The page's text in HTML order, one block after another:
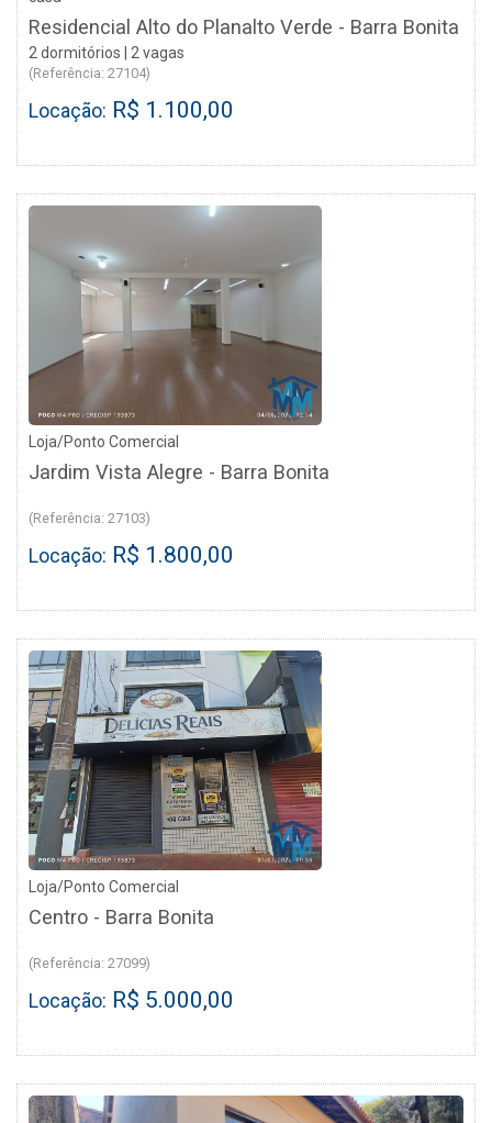
Residencial Alto do Planalto Verde - Barra Bonita
2 dormitórios | 2 vagas
(Referência: 27104)
Locação: R$ 1.100,00
Loja/Ponto Comercial
Jardim Vista Alegre - Barra Bonita
(Referência: 27103)
Locação: R$ 1.800,00
Loja/Ponto Comercial
Centro - Barra Bonita
(Referência: 27099)
Locação: R$ 5.000,00